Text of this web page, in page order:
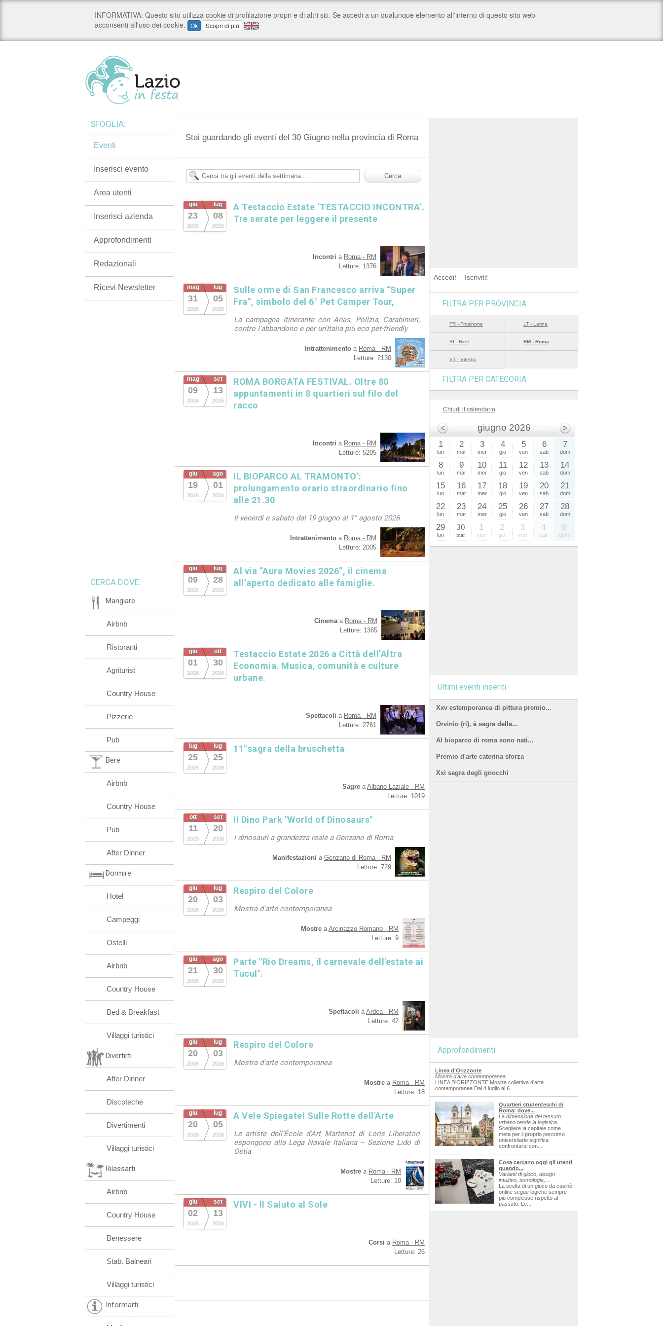
Stai guardando gli eventi del 30 Giugno nella provincia di Roma
giu
23
2026
lug
08
2026
A Testaccio Estate ‘TESTACCIO INCONTRA’.
Tre serate per leggere il presente
Incontri a Roma - RM
Letture: 1376
mag
31
2026
lug
05
2026
Sulle orme di San Francesco arriva “Super
Fra”, simbolo del 6° Pet Camper Tour,
La campagna itinerante con Anas, Polizia, Carabinieri,
contro l'abbandono e per un'Italia più eco pet-friendly
Intrattenimento a Roma - RM
Letture: 2130
mag
09
2026
set
13
2026
ROMA BORGATA FESTIVAL. Oltre 80
appuntamenti in 8 quartieri sul filo del
racco
Incontri a Roma - RM
Letture: 5205
giu
19
2026
ago
01
2026
IL BIOPARCO AL TRAMONTO’:
prolungamento orario straordinario fino
alle 21.30
Il venerdì e sabato dal 19 giugno al 1° agosto 2026
Intrattenimento a Roma - RM
Letture: 2005
giu
09
2026
lug
28
2026
Al via “Aura Movies 2026”, il cinema
all’aperto dedicato alle famiglie.
Cinemaa Roma - RM
Letture: 1365
giu
01
2026
ott
30
2026
Testaccio Estate 2026 a Città dell’Altra
Economia. Musica, comunità e culture
urbane.
Spettacoli a Roma - RM
Letture: 2761
lug
25
2025
lug
25
2026
11°sagra della bruschetta
Sagre aAlbano Laziale - RM
Letture: 1019
ott
11
2025
set
20
2026
Il Dino Park "World of Dinosaurs"
I dinosauri a grandezza reale a Genzano di Roma
Manifestazioni a Genzano di Roma - RM
Letture: 729
giu
20
2026
lug
03
2026
Respiro del Colore
Mostra d'arte contemporanea
Mostre aArcinazzo Romano - RM
Letture: 9
giu
21
2026
ago
30
2026
Parte "Rio Dreams, il carnevale dell'estate ai
Tucul".
Spettacoli aArdea - RM
Letture: 42
giu
20
2026
lug
03
2026
Respiro del Colore
Mostra d'arte contemporanea
Mostre a Roma - RM
Letture: 18
giu
20
2026
lug
05
2026
A Vele Spiegate! Sulle Rotte dell'Arte
Le artiste dell’École d’Art Martenot di Loris Liberatori
espongono alla Lega Navale Italiana – Sezione Lido di
Ostia
Mostre a Roma - RM
Letture: 10
giu
02
2026
set
13
2026
VIVI - Il Saluto al Sole
Corsi a Roma - RM
Letture: 26
SFOGLIA:
Eventi
Inserisci evento
Area utenti
Inserisci azienda
Approfondimenti
Redazionali
Ricevi Newsletter
CERCA DOVE:
Mangiare
Airbnb
Ristoranti
Agriturist
Country House
Pizzerie
Pub
Bere
Airbnb
Country House
Pub
After Dinner
Dormire
Hotel
Campeggi
Ostelli
Airbnb
Country House
Bed & Breakfast
Villaggi turistici
Divertirti
After Dinner
Discoteche
Divertimenti
Villaggi turistici
Rilassarti
Airbnb
Country House
Benessere
Stab. Balneari
Villaggi turistici
Informarti
Accedi! Iscriviti!
FILTRA PER PROVINCIA
FR - Frosinone LT - Latina
RI - Rieti RM - Roma
VT - Viterbo
FILTRA PER CATEGORIA
Chiudi il calendario
giugno 2026
1
lun
2
mar
3
mer
4
gio
5
ven
6
sab
7
dom
8
lun
9
mar
10
mer
11
gio
12
ven
13
sab
14
dom
15
lun
16
mar
17
mer
18
gio
19
ven
20
sab
21
dom
22
lun
23
mar
24
mer
25
gio
26
ven
27
sab
28
dom
29
lun
30
mar
1
mer
2
gio
3
ven
4
sab
5
dom
Ultimi eventi inseriti
Xxv estemporanea di pittura premio...
Orvinio (ri), è sagra della...
Al bioparco di roma sono nati...
Premio d'arte caterina sforza
Xxi sagra degli gnocchi
Approfondimenti
Linea d'Orizzonte
Mostra d'arte contemporanea
LINEA D'ORIZZONTE Mostra collettiva d'arte
contemporanea Dal 4 luglio al 6...
Quartieri studenteschi di
Roma: dove...
La dimensione del tessuto
urbano rende la logistica...
Scegliere la capitale come
meta per il proprio percorso
universitario significa
confrontarsi con...
Cosa cercano oggi gli utenti
quando...
Varianti di gioco, design
intuitivo, tecnologia,...
La scelta di un gioco da casinò
online segue logiche sempre
più complesse rispetto al
passato. Le...